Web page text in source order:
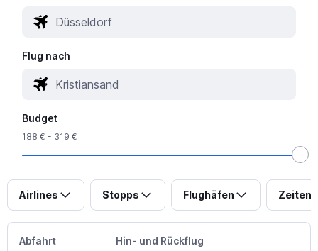
Flug nach
Budget
188 € - 319 €
Airlines Stopps Flughäfen Zeiten
Abfahrt Hin- und Rückflug